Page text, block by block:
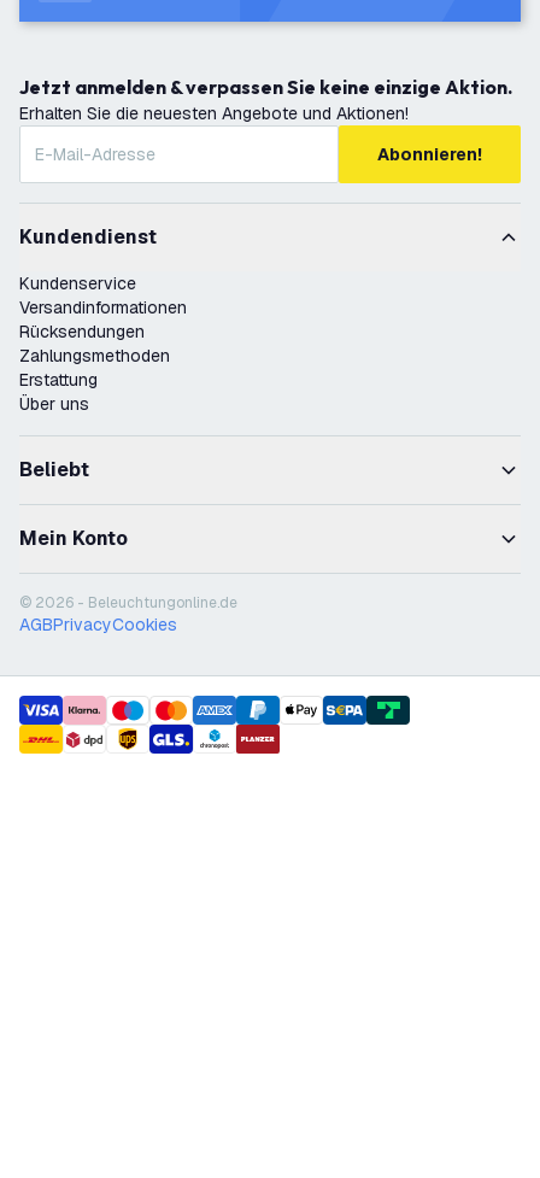
Jetzt anmelden & verpassen Sie keine einzige Aktion.
Erhalten Sie die neuesten Angebote und Aktionen!
Abonnieren!
Kundendienst
Kundenservice
Versandinformationen
Rücksendungen
Zahlungsmethoden
Erstattung
Über uns
Beliebt
Mein Konto
© 2026 - Beleuchtungonline.de
AGBPrivacyCookies
payment methods
shipment methods